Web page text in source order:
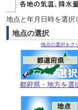
地点と年月日時を選択
地点の選択
地点の選択をク
都府県・地方を選